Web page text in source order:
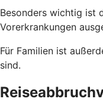
Besonders wichtig ist
Vorerkrankungen
Für Familien ist
sind.